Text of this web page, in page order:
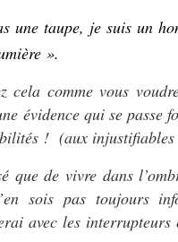
une taupe, je suis un
».
cela comme vous
évidence qui se passe
! (aux
que de vivre dans
sois pas toujours
avec les interrupteurs